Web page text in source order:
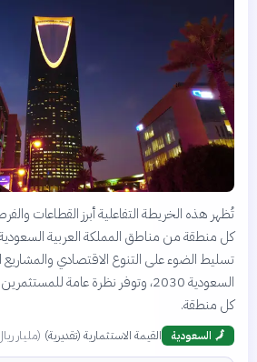
تُظهر هذه الخريطة التفاعلية أبرز القطاعات
كل منطقة من مناطق المملكة العربية
تسليط الضوء على التنوع الاقتصادي والمشاريع
السعودية 2030، وتوفر نظرة عامة
كل منطقة.
🗾 السعودية القيمة الاستثمارية (تقديرية) (مليار